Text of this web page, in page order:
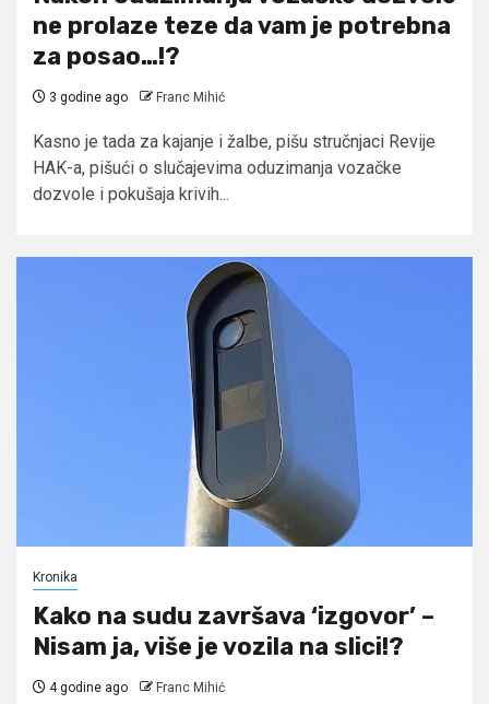
ne prolaze teze da vam je potrebna
za posao…!?
3 godine ago Franc Mihić
Kasno je tada za kajanje i žalbe, pišu stručnjaci Revije
HAK-a, pišući o slučajevima oduzimanja vozačke
dozvole i pokušaja krivih...
Kronika
Kako na sudu završava ‘izgovor’ –
Nisam ja, više je vozila na slici!?
4 godine ago Franc Mihić